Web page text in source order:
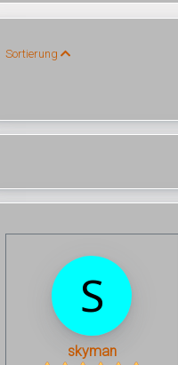
Sortierung
skyman